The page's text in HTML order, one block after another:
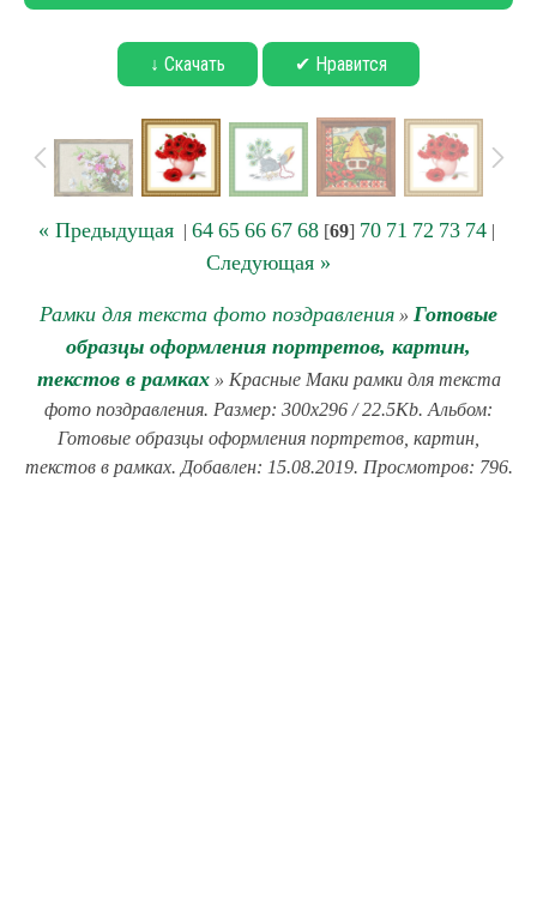
↓ Скачать ✔ Нравится
« Предыдущая| 64 65 66 67 68[69] 70 71 72 73 74|
Следующая »
Рамки для текста фото поздравления » Готовые
образцы оформления портретов, картин,
текстов в рамках» Красные Маки рамки для текста
фото поздравления. Размер: 300x296 / 22.5Kb. Альбом:
Готовые образцы оформления портретов, картин,
текстов в рамках. Добавлен: 15.08.2019. Просмотров: 796.